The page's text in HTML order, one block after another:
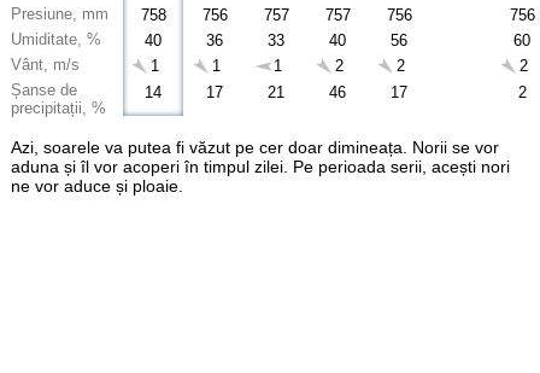
Presiune, mm
Umiditate, %
Vânt, m/s
Șanse de
precipitații, %
758
40
1
14
756
36
1
17
757
33
1
21
757
40
2
46
756
56
2
17
756
60
2
2
Azi, soarele va putea fi văzut pe cer doar dimineața. Norii se vor
aduna și îl vor acoperi în timpul zilei. Pe perioada serii, acești nori
ne vor aduce și ploaie.